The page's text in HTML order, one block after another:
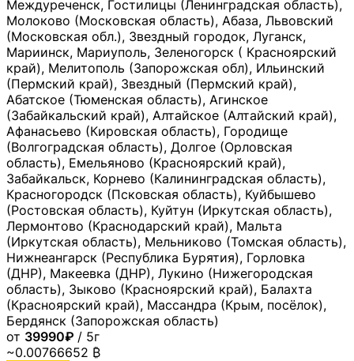
Междуреченск, Гостилицы (Ленинградская область),
Молоково (Московская область), Абаза, Львовский
(Московская обл.), Звездный городок, Луганск,
Мариинск, Мариуполь, Зеленогорск ( Красноярский
край), Мелитополь (Запорожская обл), Ильинский
(Пермский край), Звездный (Пермский край),
Абатское (Тюменская область), Агинское
(Забайкальский край), Алтайское (Алтайский край),
Афанасьево (Кировская область), Городище
(Волгоградская область), Долгое (Орловская
область), Емельяново (Красноярский край),
Забайкальск, Корнево (Калининградская область),
Красногородск (Псковская область), Куйбышево
(Ростовская область), Куйтун (Иркутская область),
Лермонтово (Краснодарский край), Мальта
(Иркутская область), Мельниково (Томская область),
Нижнеангарск (Республика Бурятия), Горловка
(ДНР), Макеевка (ДНР), Лукино (Нижегородская
область), Зыково (Красноярский край), Балахта
(Красноярский край), Массандра (Крым, посёлок),
Бердянск (Запорожская область)
от 39990₽ / 5г
~0.00766652 ₿